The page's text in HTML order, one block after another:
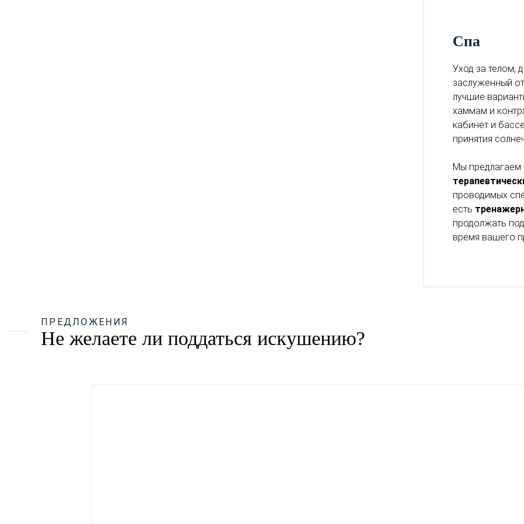
Cпа
Уход за телом,
заслуженный
лучшие
хаммам и
кабинет и
принятия
Мы
проводимых
есть
продолжать
время вашего
ПРЕДЛОЖЕНИЯ
Не желаете ли поддаться искушению?